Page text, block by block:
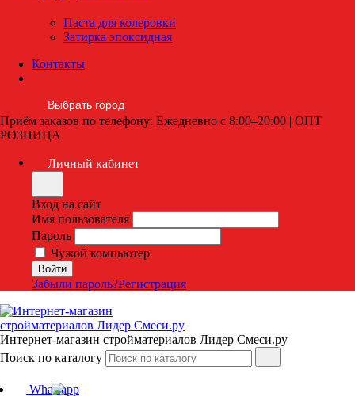
Паста для колеровки
Затирка эпоксидная
Контакты
Выбрать город
Приём заказов по телефону: Ежедневно с 8:00–20:00 | ОПТ
РОЗНИЦА
Личный кабинет
Вход на сайт
Имя пользователя
Пароль
Чужой компьютер
Забыли пароль?Регистрация
Интернет-магазин стройматериалов Лидер Смеси.ру
Поиск по каталогу
Whatsapp